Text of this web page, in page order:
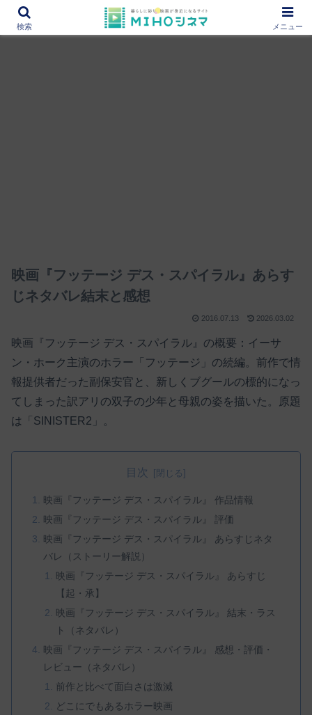
12000作品を紹介！あなたの映画図書館『MIHOシネマ』
映画『フッテージ デス・スパイラル』あらす
じネタバレ結末と感想
2016.07.13 2026.03.02
映画『フッテージ デス・スパイラル』の概要：イーサ
ン・ホーク主演のホラー「フッテージ」の続編。前作で情
報提供者だった副保安官と、新しくブグールの標的になっ
てしまった訳アリの双子の少年と母親の姿を描いた。原題
は「SINISTER2」。
目次
映画『フッテージ デス・スパイラル』 作品情報
映画『フッテージ デス・スパイラル』 評価
映画『フッテージ デス・スパイラル』 あらすじネタ
バレ（ストーリー解説）
映画『フッテージ デス・スパイラル』 あらすじ
【起・承】
映画『フッテージ デス・スパイラル』 結末・ラス
ト（ネタバレ）
映画『フッテージ デス・スパイラル』 感想・評価・
レビュー（ネタバレ）
前作と比べて面白さは激減
どこにでもあるホラー映画
検索 メニュー